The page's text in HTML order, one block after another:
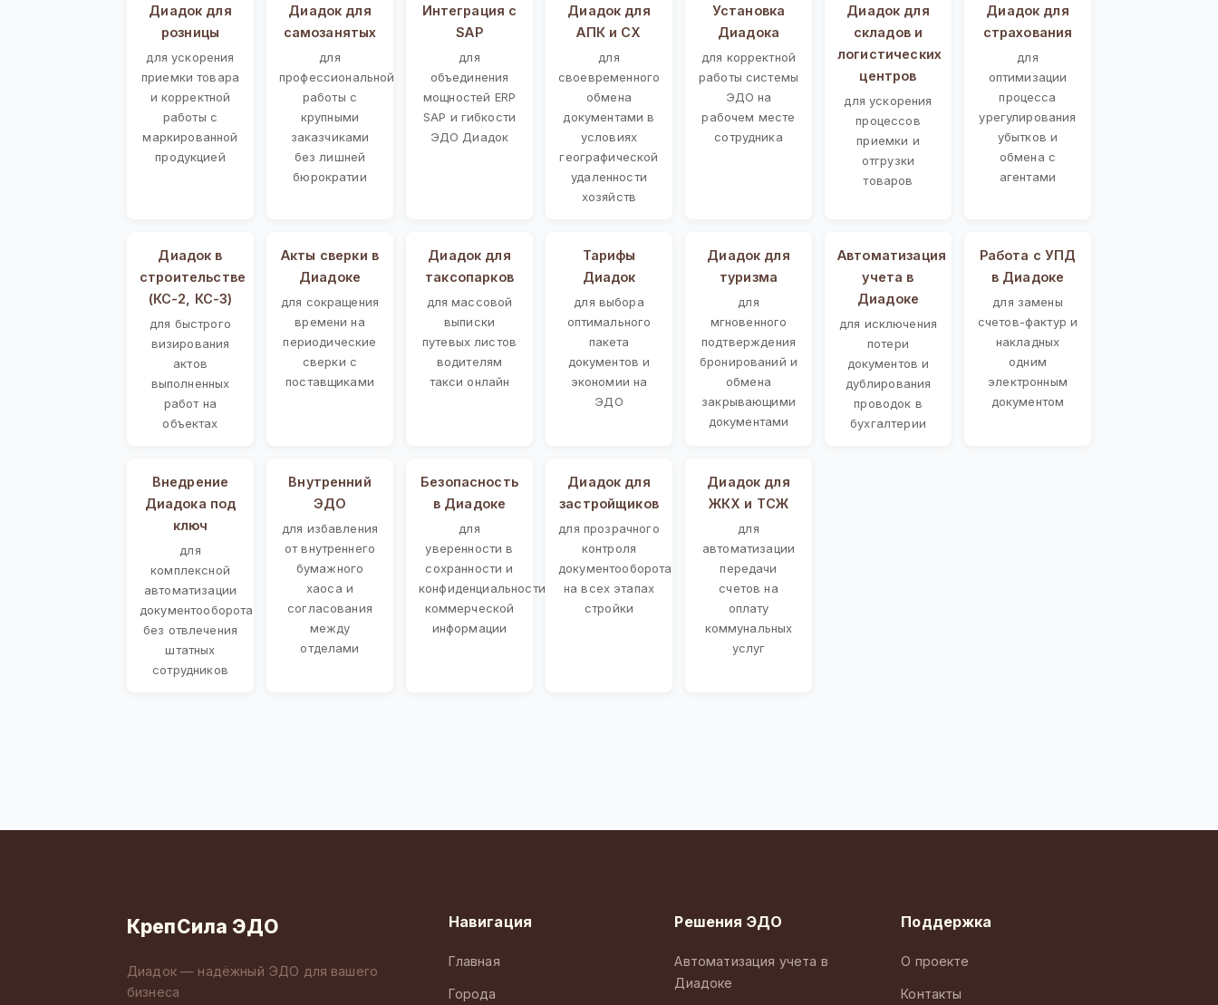
Диадок для
розницы
для ускорения
приемки товара
и корректной
работы с
маркированной
продукцией
Диадок для
самозанятых
для
профессиональной
работы с
крупными
заказчиками
без лишней
бюрократии
Интеграция с
SAP
для
объединения
мощностей ERP
SAP и гибкости
ЭДО Диадок
Диадок для
АПК и СХ
для
своевременного
обмена
документами в
условиях
географической
удаленности
хозяйств
Установка
Диадока
для корректной
работы системы
ЭДО на
рабочем месте
сотрудника
Диадок для
складов и
логистических
центров
для ускорения
процессов
приемки и
отгрузки
товаров
Диадок для
страхования
для
оптимизации
процесса
урегулирования
убытков и
обмена с
агентами
Диадок в
строительстве
(КС-2, КС-3)
для быстрого
визирования
актов
выполненных
работ на
объектах
Акты сверки в
Диадоке
для сокращения
времени на
периодические
сверки с
поставщиками
Диадок для
таксопарков
для массовой
выписки
путевых листов
водителям
такси онлайн
Тарифы
Диадок
для выбора
оптимального
пакета
документов и
экономии на
ЭДО
Диадок для
туризма
для
мгновенного
подтверждения
бронирований и
обмена
закрывающими
документами
Автоматизация
учета в
Диадоке
для исключения
потери
документов и
дублирования
проводок в
бухгалтерии
Работа с УПД
в Диадоке
для замены
счетов-фактур и
накладных
одним
электронным
документом
Внедрение
Диадока под
ключ
для
комплексной
автоматизации
документооборота
без отвлечения
штатных
сотрудников
Внутренний
ЭДО
для избавления
от внутреннего
бумажного
хаоса и
согласования
между
отделами
Безопасность
в Диадоке
для
уверенности в
сохранности и
конфиденциальности
коммерческой
информации
Диадок для
застройщиков
для прозрачного
контроля
документооборота
на всех этапах
стройки
Диадок для
ЖКХ и ТСЖ
для
автоматизации
передачи
счетов на
оплату
коммунальных
услуг
КрепСила ЭДО
Диадок — надёжный ЭДО для вашего
бизнеса
Навигация
Главная
Города
Решения ЭДО
Автоматизация учета в
Диадоке
Поддержка
О проекте
Контакты